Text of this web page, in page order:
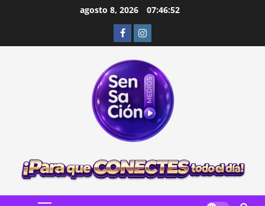
agosto 8, 2026 07:46:53
FacebookInstagram